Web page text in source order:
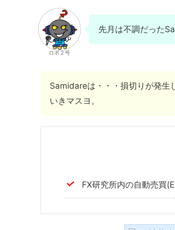
ロボ２号
先月は不調だった
Samidareは・・・損切りが発生
いきマスヨ。
FX研究所内の自動売買